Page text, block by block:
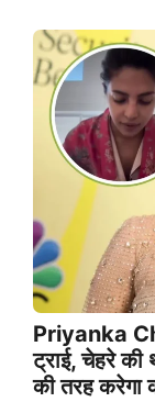
Priyanka
ट्राई, चेहरे की
की तरह करेगा